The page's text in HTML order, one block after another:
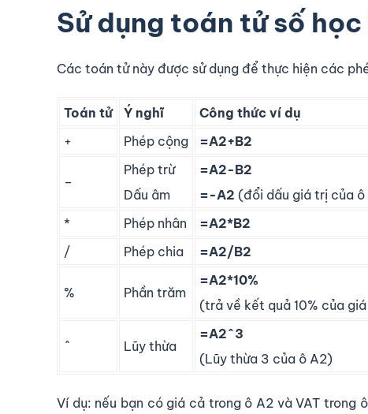
Sử dụng toán tử số
Các toán tử này được sử dụng để thực hiện các
Toán tử Ý nghĩ
Công thức ví dụ
+
Phép cộng =A2+B2
–
Phép trừ
Dấu âm
=A2-B2
=-A2 (đổi dấu giá trị của
*
Phép nhân
=A2*B2
/
Phép chia =A2/B2
% Phần trăm
=A2*10%
(trả về kết quả 10% của
^ Lũy thừa
=A2^3
(Lũy thừa 3 của ô A2)
Ví dụ: nếu bạn có giá cả trong ô A2 và VAT trong